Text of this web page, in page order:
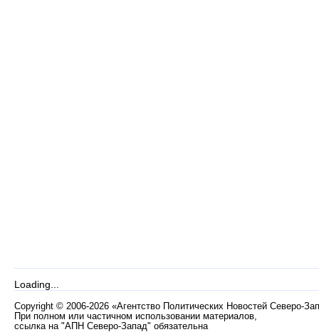
Loading...
Copyright © 2006-2026 «Агентство Политических Новостей Северо-
При полном или частичном использовании материалов,
ссылка на "АПН Северо-Запад" обязательна